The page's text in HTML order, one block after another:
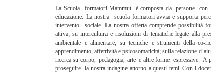
La Scuola formatori Mammut è composta da persone con
educazione. La nostra scuola formatori avvia e supporta
intervento sociale. La nostra offerta comprende possibilità
attiva; su intercultura e risoluzioni di tematiche legate alla
ambientale e alimentare; su tecniche e strumenti della co-
apprendimento, affettività e psicosomaticità; sulla relazione
ricerca su corpo, pedagogia, arte e altre forme espressive.
proseguire la nostra indagine attorno a questi temi. Con i